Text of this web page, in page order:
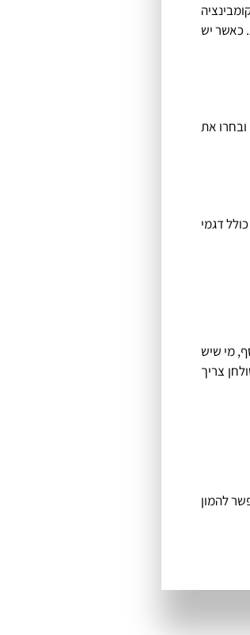
כאשר יש
את
ושל סטים של 2 שולחנות לבחירה, כולל דגמי
מי שיש
צריך
להמון